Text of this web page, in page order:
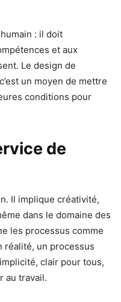
: il doit
et aux
Le design de
un moyen de mettre
conditions pour
de
Il implique créativité,
dans le domaine des
les processus comme
réalité, un processus
clair pour tous,
au travail.